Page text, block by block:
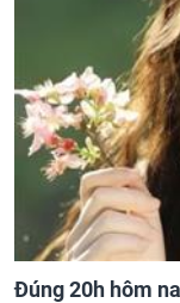
Đúng 20h hôm